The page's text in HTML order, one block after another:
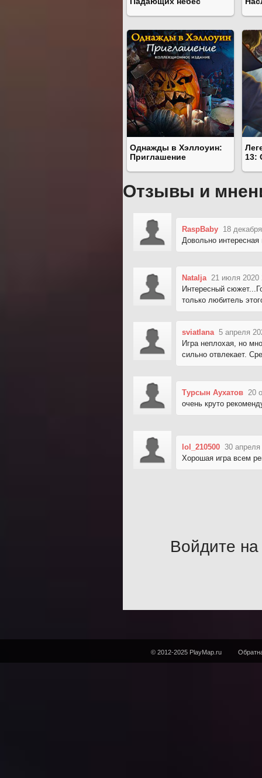
Однажды в Хэллоуин:
Приглашение
13:
Отзывы и
RaspBaby 18
Довольно интересная
Natalja 21 июля 2020
Интересный
только любитель
sviatlana 5 апреля
Игра неплохая, но
сильно отвлекает.
Турсын Аухатов 20
очень круто
lol_210500 30
Хорошая игра всем
Войдите на
© 2012-2025 PlayMap.ru